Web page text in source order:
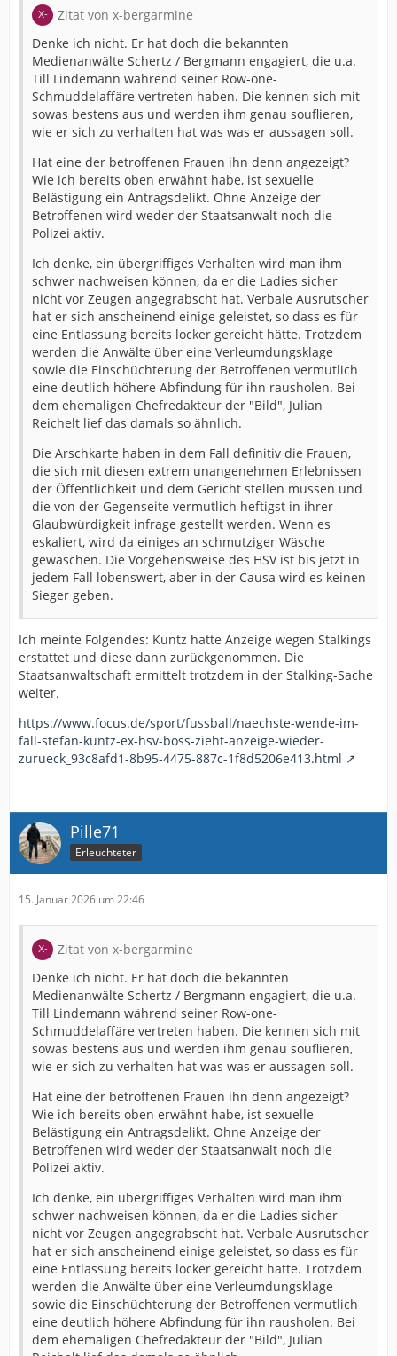
Zitat von x-bergarmine
Denke ich nicht. Er hat doch die bekannten
Medienanwälte Schertz / Bergmann engagiert, die u.a.
Till Lindemann während seiner Row-one-
Schmuddelaffäre vertreten haben. Die kennen sich mit
sowas bestens aus und werden ihm genau souflieren,
wie er sich zu verhalten hat was was er aussagen soll.
Hat eine der betroffenen Frauen ihn denn angezeigt?
Wie ich bereits oben erwähnt habe, ist sexuelle
Belästigung ein Antragsdelikt. Ohne Anzeige der
Betroffenen wird weder der Staatsanwalt noch die
Polizei aktiv.
Ich denke, ein übergriffiges Verhalten wird man ihm
schwer nachweisen können, da er die Ladies sicher
nicht vor Zeugen angegrabscht hat. Verbale Ausrutscher
hat er sich anscheinend einige geleistet, so dass es für
eine Entlassung bereits locker gereicht hätte. Trotzdem
werden die Anwälte über eine Verleumdungsklage
sowie die Einschüchterung der Betroffenen vermutlich
eine deutlich höhere Abfindung für ihn rausholen. Bei
dem ehemaligen Chefredakteur der "Bild", Julian
Reichelt lief das damals so ähnlich.
Die Arschkarte haben in dem Fall definitiv die Frauen,
die sich mit diesen extrem unangenehmen Erlebnissen
der Öffentlichkeit und dem Gericht stellen müssen und
die von der Gegenseite vermutlich heftigst in ihrer
Glaubwürdigkeit infrage gestellt werden. Wenn es
eskaliert, wird da einiges an schmutziger Wäsche
gewaschen. Die Vorgehensweise des HSV ist bis jetzt in
jedem Fall lobenswert, aber in der Causa wird es keinen
Sieger geben.
Ich meinte Folgendes: Kuntz hatte Anzeige wegen Stalkings
erstattet und diese dann zurückgenommen. Die
Staatsanwaltschaft ermittelt trotzdem in der Stalking-Sache
weiter.
https://www.focus.de/sport/fussball/naechste-wende-im-
fall-stefan-kuntz-ex-hsv-boss-zieht-anzeige-wieder-
zurueck_93c8afd1-8b95-4475-887c-1f8d5206e413.html
Pille71
Erleuchteter
15. Januar 2026 um 22:46
Zitat von x-bergarmine
Denke ich nicht. Er hat doch die bekannten
Medienanwälte Schertz / Bergmann engagiert, die u.a.
Till Lindemann während seiner Row-one-
Schmuddelaffäre vertreten haben. Die kennen sich mit
sowas bestens aus und werden ihm genau souflieren,
wie er sich zu verhalten hat was was er aussagen soll.
Hat eine der betroffenen Frauen ihn denn angezeigt?
Wie ich bereits oben erwähnt habe, ist sexuelle
Belästigung ein Antragsdelikt. Ohne Anzeige der
Betroffenen wird weder der Staatsanwalt noch die
Polizei aktiv.
Ich denke, ein übergriffiges Verhalten wird man ihm
schwer nachweisen können, da er die Ladies sicher
nicht vor Zeugen angegrabscht hat. Verbale Ausrutscher
hat er sich anscheinend einige geleistet, so dass es für
eine Entlassung bereits locker gereicht hätte. Trotzdem
werden die Anwälte über eine Verleumdungsklage
sowie die Einschüchterung der Betroffenen vermutlich
eine deutlich höhere Abfindung für ihn rausholen. Bei
dem ehemaligen Chefredakteur der "Bild", Julian